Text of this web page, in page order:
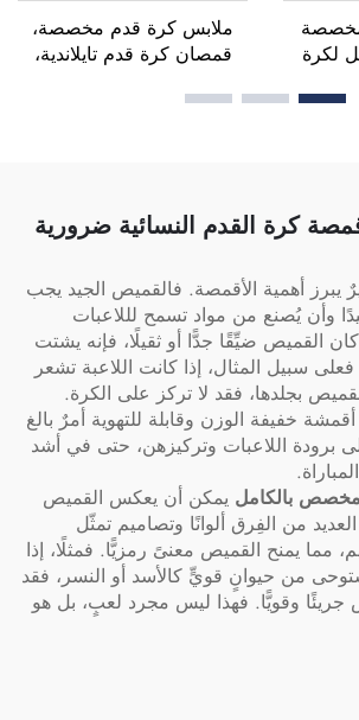
لكرة
قدم،
ملابس كرة قدم مخصصة،
قمصان كرة قدم تايلاندية،
القدم، بدلة رياضية لكرة
كرة القدم النسائية ضرورية
يبرز أهمية الأقمصة. فالقميص الجيد يجب
وأن يُصنع من مواد تسمح لللاعبات
القميص ضيِّقًا جدًّا أو ثقيلًا، فإنه يشتت
فعلى سبيل المثال، إذا كانت اللاعبة تشعر
بجلدها، فقد لا تركز على الكرة.
خفيفة الوزن وقابلة للتهوية أمرٌ بالغ
برودة اللاعبات وتركيزهن، حتى في أشد
بالكامل يمكن أن يعكس القميص
من الفِرق ألوانًا وتصاميم تمثّل
مما يمنح القميص معنىً رمزيًّا. فمثلًا، إذا
من حيوانٍ قويٍّ كالأسد أو النسر، فقد
وقويًّا. فهذا ليس مجرد لعبٍ، بل هو